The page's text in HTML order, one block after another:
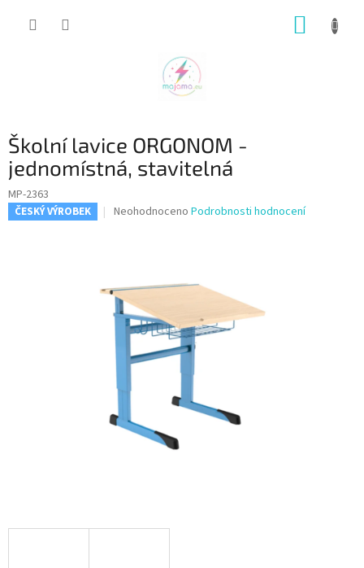
Školní lavice ORGONOM -
jednomístná, stavitelná
MP-2363
ČESKÝ VÝROBEK
Průměrné
z
5
hvězdiček.
Neohodnoceno Podrobnosti hodnocení